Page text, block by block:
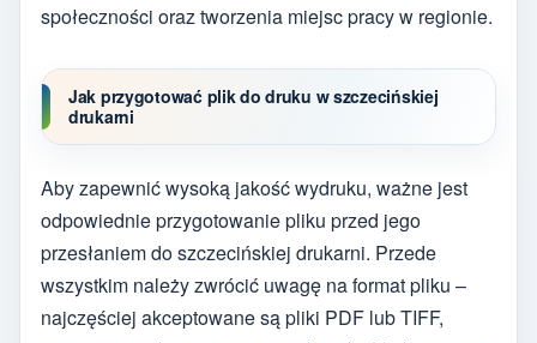
społeczności oraz tworzenia miejsc pracy w regionie.
Jak przygotować plik do druku w szczecińskiej
drukarni
Aby zapewnić wysoką jakość wydruku, ważne jest
odpowiednie przygotowanie pliku przed jego
przesłaniem do szczecińskiej drukarni. Przede
wszystkim należy zwrócić uwagę na format pliku –
najczęściej akceptowane są pliki PDF lub TIFF,